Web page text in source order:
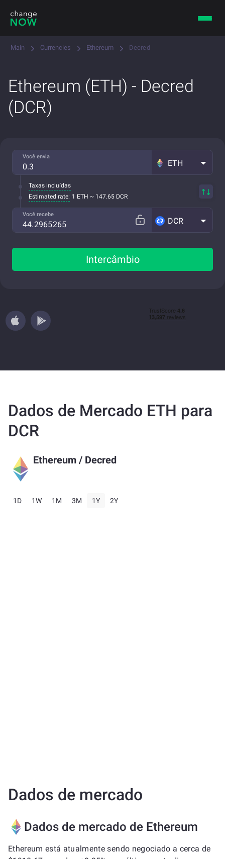
Main Currencies Ethereum Decred
Ethereum (ETH) - Decred
(DCR)
Você envia
ETH
Taxas incluídas
Estimated rate: 1 ETH ~ 147.65 DCR
Você recebe
DCR
Intercâmbio
Dados de Mercado ETH para
DCR
Ethereum / Decred
1D 1W 1M 3M 1Y 2Y
Dados de mercado
Dados de mercado de Ethereum
Ethereum está atualmente sendo negociado a cerca de